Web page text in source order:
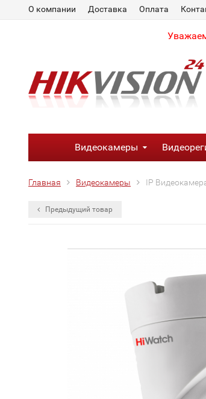
О компании Доставка Оплата
Видеокамеры
Главная Видеокамеры IP
Предыдущий товар